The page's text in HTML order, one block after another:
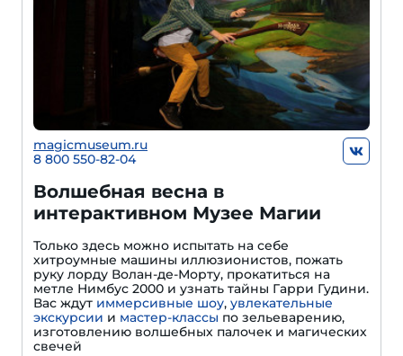
magicmuseum.ru
8 800 550-82-04
Волшебная весна в
интерактивном Музее Магии
Только здесь можно испытать на себе
хитроумные машины иллюзионистов, пожать
руку лорду Волан-де-Морту, прокатиться на
метле Нимбус 2000 и узнать тайны Гарри Гудини.
Вас ждут иммерсивные шоу, увлекательные
экскурсии и мастер-классы по зельеварению,
изготовлению волшебных палочек и магических
свечей